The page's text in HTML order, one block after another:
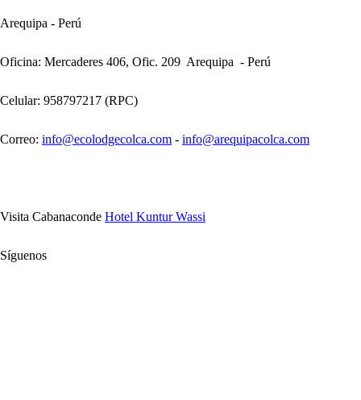
Arequipa - Perú
Oficina: Mercaderes 406, Ofic. 209 Arequipa - Perú
Celular: 958797217 (RPC)
Correo: info@ecolodgecolca.com - info@arequipacolca.com
Visita Cabanaconde Hotel Kuntur Wassi
Síguenos